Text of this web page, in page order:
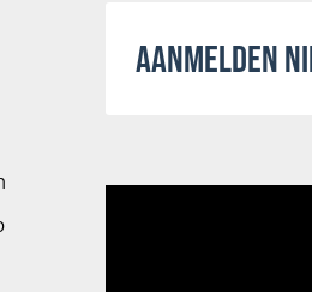
AANMELDEN